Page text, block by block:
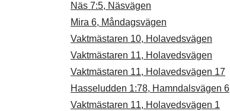
Näs 7:5, Näsvägen
Mira 6, Måndagsvägen
Vaktmästaren 10, Holavedsvägen
Vaktmästaren 11, Holavedsvägen
Vaktmästaren 11, Holavedsvägen 17
Hasseludden 1:78, Hamndalsvägen 6
Vaktmästaren 11, Holavedsvägen 1